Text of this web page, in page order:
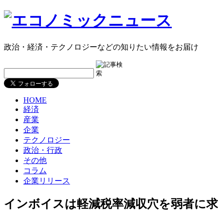
政治・経済・テクノロジーなどの知りたい情報をお届け
HOME
経済
産業
企業
テクノロジー
政治・行政
その他
コラム
企業リリース
インボイスは軽減税率減収穴を弱者に